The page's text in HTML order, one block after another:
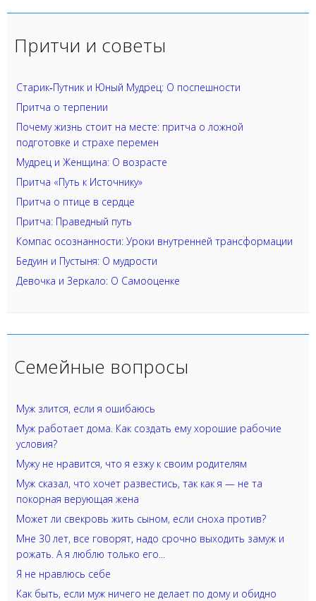
Притчи и советы
Старик‑Путник и Юный Мудрец: О поспешности
Притча о терпении
Почему жизнь стоит на месте: притча о ложной
подготовке и страхе перемен
Мудрец и Женщина: О возрасте
Притча «Путь к Источнику»
Притча о птице в сердце
Притча: Праведный путь
Компас осознанности: Уроки внутренней трансформации
Бедуин и Пустыня: О мудрости
Девочка и Зеркало: О Самооценке
Семейные вопросы
Муж злится, если я ошибаюсь
Муж работает дома. Как создать ему хорошие рабочие
условия?
Мужу не нравится, что я езжу к своим родителям
Муж сказал, что хочет развестись, так как я — не та
покорная верующая жена
Может ли свекровь жить сыном, если сноха против?
Мне 30 лет, все говорят, надо срочно выходить замуж и
рожать. А я люблю только его...
Я не нравлюсь себе
Как быть, если муж ничего не делает по дому и обидно